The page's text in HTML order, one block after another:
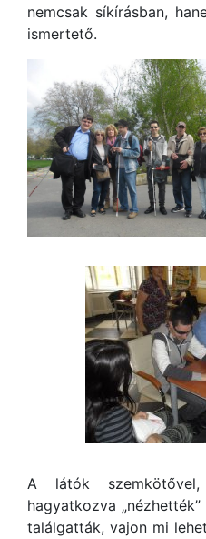
nemcsak síkírásban,
ismertető.
A látók
hagyatkozva
találgatták, vajon mi